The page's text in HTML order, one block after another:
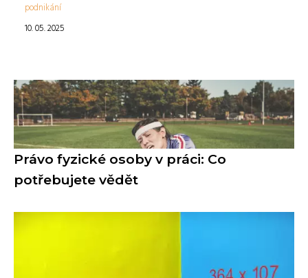
podnikání
10. 05. 2025
Právo fyzické osoby v práci: Co
potřebujete vědět